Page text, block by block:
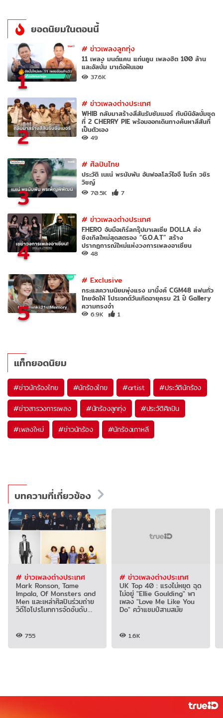
ยอดนิยมในตอนนี้
1
#ข่าวเพลงลูกทุ่ง
11 เพลง มนต์แคน แก่นคูน เพลงฮิต 100 ล้าน
และอัลบั้ม มาเด้อฝันเอย
37.6K
2
#ข่าวเพลงต่างประเทศ
WHIB กลับมาสร้างสีสันรับซัมเมอร์ กับมินิอัลบั้มชุด
ที่ 2 CHERRY PIE พร้อมออกเดินทางค้นหาสีสันที่
เป็นตัวเอง
49
3
#ศิลปินไทย
ประวัติ เนเน่ พรนับพัน อันฟอลโลว์ไอจี ไบร์ท วชิร
วิชญ์
70.5K 7
4
#ข่าวเพลงต่างประเทศ
F.HERO จับมือเกิร์ลกรุ๊ปมาเลเซีย DOLLA ส่ง
ซิงเกิลใหม่สุดสตรอง “G.O.A.T” สร้าง
ปรากฏการณ์ใหม่แห่งวงการเพลงอาเซียน
48
5
#Exclusive
กระแสความนิยมพุ่งแรง มามิ้งค์ CGM48 แฟนทั่ว
ไทยจัดให้ โปรเจกต์วันเกิดอายุครบ 21 ปี Gallery
ความทรงจำ
6.9K 1
แท็กยอดนิยม
#ข่าวนักร้องไทย #นักร้องไทย #artist #ประวัตินักร้อง
#ข่าวสารวงการเพลง #นักร้องลูกทุ่ง #ประวัติศิลปิน
#เพลงใหม่ #ข่าวนักร้อง #นักร้องเกาหลี
บทความที่เกี่ยวข้อง
# ข่าวเพลงต่างประเทศ
Mark Ronson, Tame
Impala, Of Monsters and
Men และเหล่าศิลปินร่วมถ่าย
วิดีโอโปรโมทการจัดอันดับ
755
# ข่าวเพลงต่างประเทศ
UK Top 40 : แรงไม่หยุด ฉุด
ไม่อยู่ "Ellie Goulding" พา
เพลง "Love Me Like You
Do" คว้าแชมป์สามสมัย
1.6K